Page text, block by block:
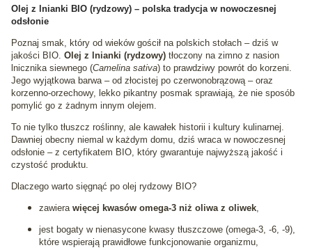
Olej z lnianki BIO (rydzowy) – polska tradycja w nowoczesnej
odsłonie
Poznaj smak, który od wieków gościł na polskich stołach – dziś w
jakości BIO. Olej z lnianki (rydzowy) tłoczony na zimno z nasion
lnicznika siewnego (Camelina sativa) to prawdziwy powrót do korzeni.
Jego wyjątkowa barwa – od złocistej po czerwonobrązową – oraz
korzenno-orzechowy, lekko pikantny posmak sprawiają, że nie sposób
pomylić go z żadnym innym olejem.
To nie tylko tłuszcz roślinny, ale kawałek historii i kultury kulinarnej.
Dawniej obecny niemal w każdym domu, dziś wraca w nowoczesnej
odsłonie – z certyfikatem BIO, który gwarantuje najwyższą jakość i
czystość produktu.
Dlaczego warto sięgnąć po olej rydzowy BIO?
zawiera więcej kwasów omega-3 niż oliwa z oliwek
jest bogaty w nienasycone kwasy tłuszczowe (omega-3, -6, -9),
które wspierają prawidłowe funkcjonowanie organizmu,